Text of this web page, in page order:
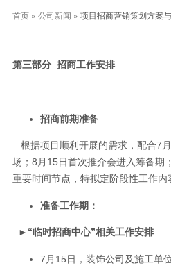
首页 » 公司新闻 » 项目招商营销策划方案
第三部分 招商工作安排
招商前期准备
根据项目顺利开展的需求，配合7
场；8月15日首次推介会进入筹备期
重要时间节点，特拟定阶段性工作内
准备工作期：
► “临时招商中心”相关工作安排
7月15日，装饰公司及施工单